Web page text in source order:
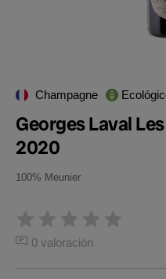
Champagne
Georges Laval
2020
100% Meunier
0 valoración